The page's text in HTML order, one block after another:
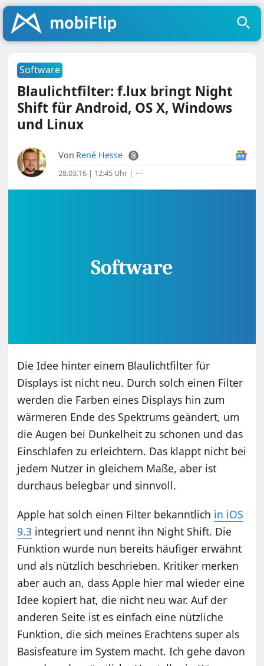
Software
Blaulicht­filter: f.lux bringt Night
Shift für Android, OS X, Windows
und Linux
Von René Hesse
28.03.16 | 12:45 Uhr | ⋯
Die Idee hinter einem Blaulichtfilter für
Displays ist nicht neu. Durch solch einen Filter
werden die Farben eines Displays hin zum
wärmeren Ende des Spektrums geändert, um
die Augen bei Dunkelheit zu schonen und das
Einschlafen zu erleichtern. Das klappt nicht bei
jedem Nutzer in gleichem Maße, aber ist
durchaus belegbar und sinnvoll.
Apple hat solch einen Filter bekanntlich in iOS
9.3 integriert und nennt ihn Night Shift. Die
Funktion wurde nun bereits häufiger erwähnt
und als nützlich beschrieben. Kritiker merken
aber auch an, dass Apple hier mal wieder eine
Idee kopiert hat, die nicht neu war. Auf der
anderen Seite ist es einfach eine nützliche
Funktion, die sich meines Erachtens super als
Basisfeature im System macht. Ich gehe davon